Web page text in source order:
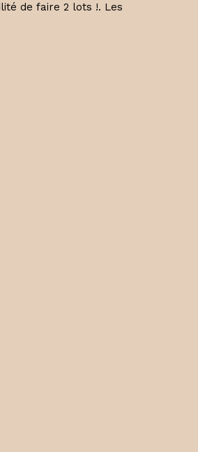
de faire 2 lots !. Les